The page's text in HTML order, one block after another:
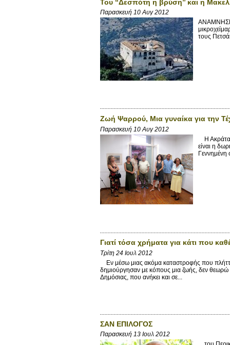
Του ‘‘Δεσπότη η βρύση’’ και η
Παρασκευή 10 Αυγ 2012
τους
Ζωή Ψαρρού, Μια γυναίκα για την
Παρασκευή 10 Αυγ 2012
Η Ακράτα
είναι η
Γεννημένη
Γιατί τόσα χρήματα για κάτι που
Τρίτη 24 Ιουλ 2012
Εν μέσω μιας ακόμα καταστροφής που
δημιούργησαν με κόπους μια ζωής, δεν θεωρώ
Δημόσιας, που ανήκει και σε...
ΣΑΝ ΕΠΙΛΟΓΟΣ
Παρασκευή 13 Ιουλ 2012